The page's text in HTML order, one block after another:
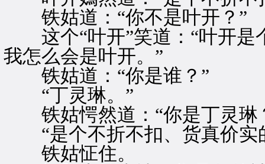
铁姑道：“你不是叶开？”
这个“叶开”笑道：“叶开是
我怎么会是叶开。”
铁姑道：“你是谁？”
“丁灵琳。”
铁姑愕然道：“你是丁灵琳
“是个不折不扣、货真价实
铁姑怔住。